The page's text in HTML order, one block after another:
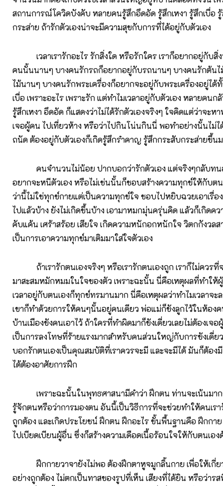
สถานการณ์โควิดบังคับ หลายคนรู้สึกอึดอัด รู้สึกเหงา รู้สึกเบื่อ
กระส่าย ถ้ารักตัวเองน่าจะมีความสุขกับการที่ได้อยู่กับตัวเอง
เวลาเรารักอะไร รักสิ่งใด หรือรักใคร เราก็อยากอยู่กับสิ่
คนนั้นนานๆ บางคนรักรถก็อยากอยู่กับรถนานๆ บางคนรักต้น
ไม้นานๆ บางคนรักพระเครื่องก็อยากจะอยู่กับพระเครื่องอยู่ได้
เบื่อ เพราะอะไร เพราะรัก แต่ทำไมเวลาอยู่กับตัวเอง หลายคน
รู้สึกเหงา อึดอัด ก็แสดงว่าไม่ได้รักตัวเองจริงๆ ใจคิดแต่ว่าจะห
เจอผู้คน ไปเที่ยวห้าง หรือว่าไปกินโน่นกินนี่ พอทำอย่างนั้นไม่ไ
ถนัด ต้องอยู่กับตัวเองก็เกิดรู้สึกรำคาญ รู้สึกกระสับกระส่ายขึ้น
คนจำนวนไม่น้อย ปากบอกว่ารักตัวเอง แต่จริงๆกลับทนอ
อยากจะหนีตัวเอง หรือไม่เช่นนั้นก็ชอบสร้างความทุกข์ให้กับต
ว่านี้ไม่ใช่ทุกข์กายแต่เป็นความทุกข์ใจ ชอบไปหยิบฉวยเอาเรื่อ
ไปแล้วบ้าง ยังไม่เกิดขึ้นบ้าง เอามาหมกมุ่นครุ่นคิด แล้วก็เกิดคว
คับแค้น เศร้าสร้อย เสียใจ เกิดความหนักอกหนักใจ วิตกกังวลส
เป็นการเอาความทุกข์มาเติมมาใส่ใจตัวเอง
ถ้าเรารักตนเองจริงๆ หรือเรารักตนเองถูก เราก็ไม่ควรที่
มาสะสมหมักหมมในใจของตัว เพราะฉะนั้น นี่คือเหตุผลที่ทำให้
เวลาอยู่กับตนเองก็ทุกข์ทรมานมาก นี่คือเหตุผลว่าทำไมเวลาจะ
เขาก็ทำด้วยการให้คนๆนั้นอยู่คนเดียว พ่อแม่ก็ขังลูกไว้ในห้อง
บ้านเมืองขังคนเอาไว้ ถ้าใครที่ทำผิดมาก็ขังเดี่ยวเลยไม่ต้องเจอ
เป็นการลงโทษที่ร้ายแรงมากสำหรับคนส่วนใหญ่กับการขังเดี่ย
บอกรักตนเองเป็นคุณสมบัติที่เราควรจะมี และจะมีได้ มันก็ต้อง
ได้ต้องอาศัยการฝึก
เพราะฉะนั้นในพุทธศาสนามีคำว่า ฝึกตน ท่านจะเน้นมา
รู้จักตนหรือว่าการมองตน อันนี้เป็นวิธีการที่จะช่วยทำให้คนเรา
ถูกต้อง และเกิดประโยชน์ ฝึกตน ฝึกอะไร ขั้นพื้นฐานคือ ฝึกกาย
ไปเบียดเบียนผู้อื่น ซึ่งก็สร้างความเดือดเนื้อร้อนใจให้กับตนเอ
ฝึกกายวาจายังไม่พอ ต้องฝึกตาหูจมูกลิ้นกาย เพื่อให้เกี่ย
อย่างถูกต้อง ไม่ตกเป็นทาสของรูปที่เห็น เสียงที่ได้ยิน หรือว่าร